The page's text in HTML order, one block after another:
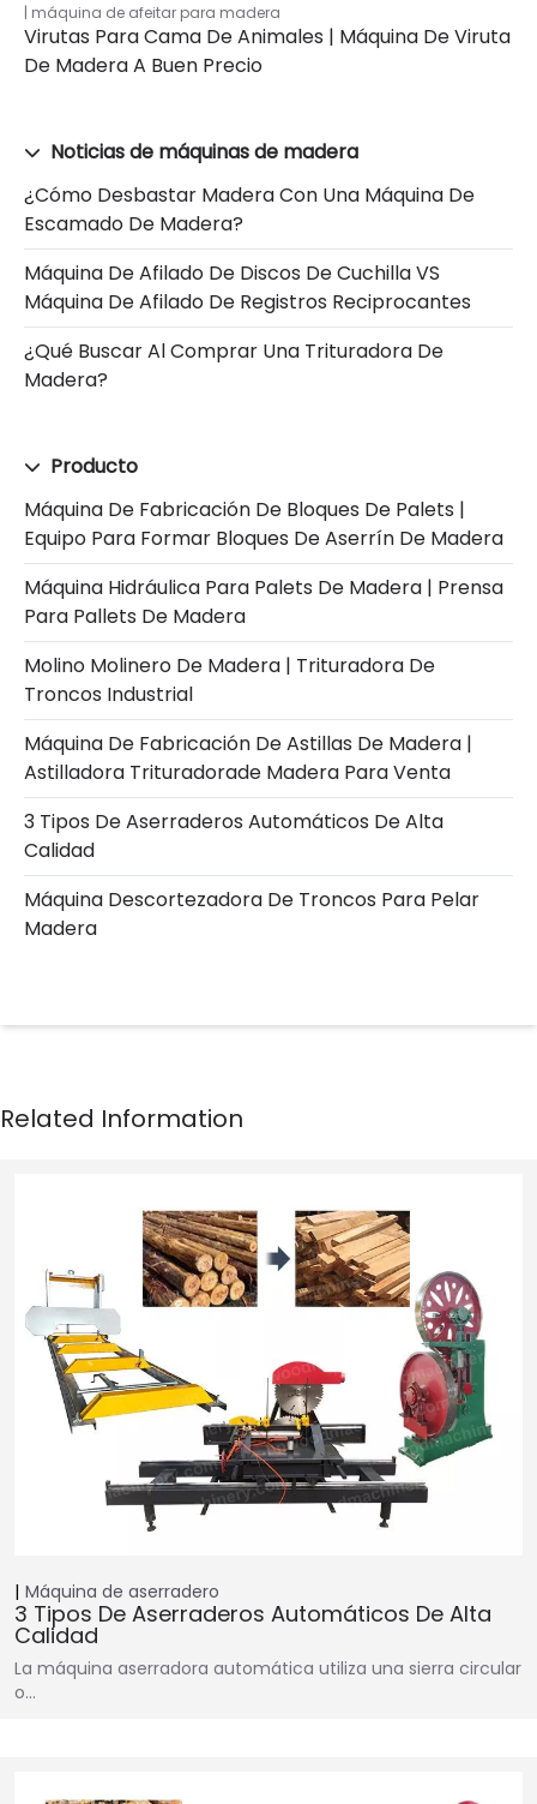
máquina de afeitar para madera
Virutas Para Cama De Animales | Máquina De Viruta
De Madera A Buen Precio
Noticias de máquinas de madera
¿Cómo Desbastar Madera Con Una Máquina De
Escamado De Madera?
Máquina De Afilado De Discos De Cuchilla VS
Máquina De Afilado De Registros Reciprocantes
¿Qué Buscar Al Comprar Una Trituradora De
Madera?
Producto
Máquina De Fabricación De Bloques De Palets |
Equipo Para Formar Bloques De Aserrín De Madera
Máquina Hidráulica Para Palets De Madera | Prensa
Para Pallets De Madera
Molino Molinero De Madera | Trituradora De
Troncos Industrial
Máquina De Fabricación De Astillas De Madera |
Astilladora Trituradorade Madera Para Venta
3 Tipos De Aserraderos Automáticos De Alta
Calidad
Máquina Descortezadora De Troncos Para Pelar
Madera
Máquina de aserradero
3 Tipos De Aserraderos Automáticos De Alta
Calidad
La máquina aserradora automática utiliza una sierra circular
o…